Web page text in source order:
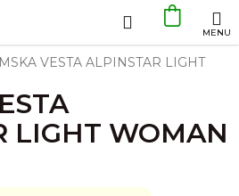
Hľadať
KOŠÍK
VESTA ALPINSTAR LIGHT
LIGHT WOMAN